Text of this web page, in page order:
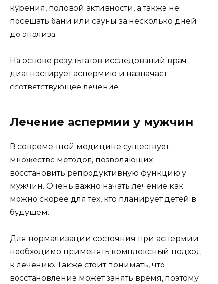
курения, половой активности, а также не
посещать бани или сауны за несколько дней
до анализа.
На основе результатов исследований врач
диагностирует аспермию и назначает
соответствующее лечение.
Лечение аспермии у мужчин
В современной медицине существует
множество методов, позволяющих
восстановить репродуктивную функцию у
мужчин. Очень важно начать лечение как
можно скорее для тех, кто планирует детей в
будущем.
Для нормализации состояния при аспермии
необходимо применять комплексный подход
к лечению. Также стоит понимать, что
восстановление может занять время, поэтому